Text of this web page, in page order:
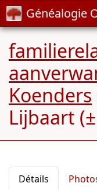
Généalogie
Koenders
Lijbaart
Détails